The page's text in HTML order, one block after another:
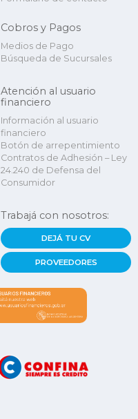
Cobros y Pagos
Medios de Pago
Búsqueda de Sucursales
Atención al usuario
financiero
Información al usuario
financiero
Botón de arrepentimiento
Contratos de Adhesión – Ley
24.240 de Defensa del
Consumidor
Trabajá con nosotros:
DEJÁ TU CV
PROVEEDORES